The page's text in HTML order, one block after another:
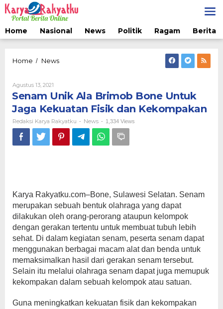
Lewati
ke
konten
Home
Nasional News Politik Ragam Berita
Home / NewsSenam
Bone
Untuk
Jaga
Kekuatan
Fisik
dan
Agustus 13, 2021
Redaksi
Karya
Rakyatku
Senam Unik Ala Brimob Bone Untuk
Jaga Kekuatan Fisik dan Kekompakan
Redaksi Karya Rakyatku - News - 1,334 Views
Karya Rakyatku.com–Bone, Sulawesi Selatan. Senam
merupakan sebuah bentuk olahraga yang dapat
dilakukan oleh orang-perorang ataupun kelompok
dengan gerakan tertentu untuk membuat tubuh lebih
sehat. Di dalam kegiatan senam, peserta senam dapat
menggunakan berbagai macam alat dan benda untuk
memaksimalkan hasil dari gerakan senam tersebut.
Selain itu melalui olahraga senam dapat juga memupuk
kekompakan dalam sebuah kelompok atau satuan.
Guna meningkatkan kekuatan fisik dan kekompakan